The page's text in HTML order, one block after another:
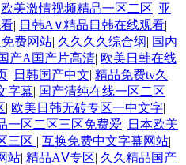
欧美激情视频精品一区二区| 亚
| 日韩A∨精品日韩在线观看|
费网站| 久久久久综合纲| 国内
产A国产片高清| 欧美日韩在线
| 日韩国产中文| 精品免费tv久
字幕| 国产清纯在线一区二区
| 欧美日韩无砖专区一中文字|
一区二区三区免费爱| 日本欧美
三区 | 互换免费中文字幕网站|
站| 精品AⅤ专区| 久久精品国产